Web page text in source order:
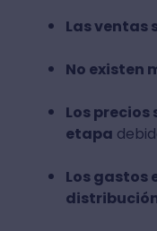
Las ventas
No existen
Los precios
etapa
Los gastos